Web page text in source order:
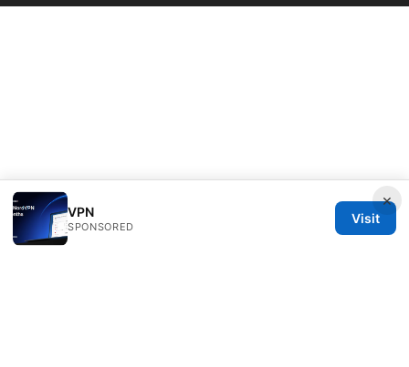
×
VPN
SPONSORED
Visit